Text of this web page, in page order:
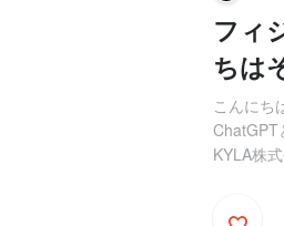
フ
ちは
こんにち
ChatGPT
KYLA株